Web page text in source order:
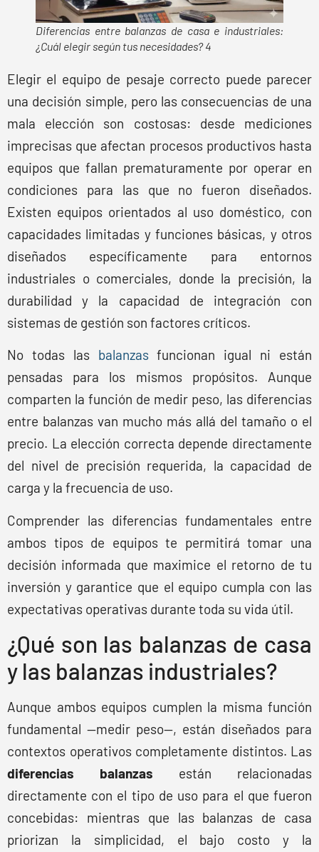
Diferencias entre balanzas de casa e industriales:
¿Cuál elegir según tus necesidades? 4
Elegir el equipo de pesaje correcto puede parecer
una decisión simple, pero las consecuencias de una
mala elección son costosas: desde mediciones
imprecisas que afectan procesos productivos hasta
equipos que fallan prematuramente por operar en
condiciones para las que no fueron diseñados.
Existen equipos orientados al uso doméstico, con
capacidades limitadas y funciones básicas, y otros
diseñados específicamente para entornos
industriales o comerciales, donde la precisión, la
durabilidad y la capacidad de integración con
sistemas de gestión son factores críticos.
No todas las balanzasfuncionan igual ni están
pensadas para los mismos propósitos. Aunque
comparten la función de medir peso, las diferencias
entre balanzas van mucho más allá del tamaño o el
precio. La elección correcta depende directamente
del nivel de precisión requerida, la capacidad de
carga y la frecuencia de uso.
Comprender las diferencias fundamentales entre
ambos tipos de equipos te permitirá tomar una
decisión informada que maximice el retorno de tu
inversión y garantice que el equipo cumpla con las
expectativas operativas durante toda su vida útil.
¿Qué son las balanzas de casa
y las balanzas industriales?
Aunque ambos equipos cumplen la misma función
fundamental —medir peso—, están diseñados para
contextos operativos completamente distintos. Las
diferencias balanzas están relacionadas
directamente con el tipo de uso para el que fueron
concebidas: mientras que las balanzas de casa
priorizan la simplicidad, el bajo costo y la